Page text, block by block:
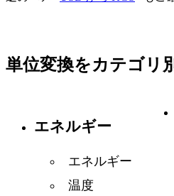
単位変換をカテゴリ
エネルギー
エネルギー
温度